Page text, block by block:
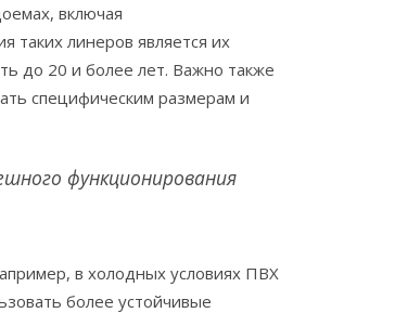
включая
линеров является их
до 20 и более лет. Важно также
специфическим размерам и
функционирования
в холодных условиях ПВХ
более устойчивые